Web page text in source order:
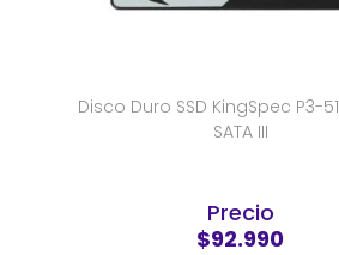
Disco Duro SSD KingSpec P3-
SATA III
Precio
$92.990